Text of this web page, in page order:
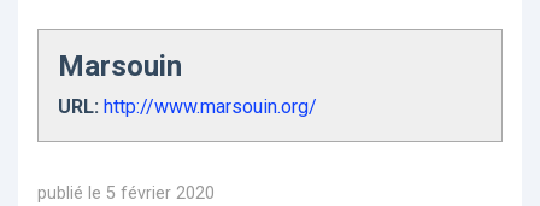
Marsouin
URL: http://www.marsouin.org/
publié le 5 février 2020